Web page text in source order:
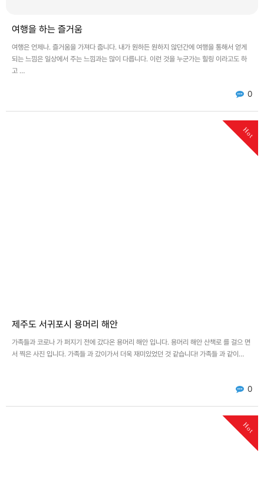
여행을 하는 즐거움
여행은 언제나. 즐거움을 가져다 줍니다. 내가 원하든 원하지 않던간에 여행을 통해서 얻게
되는 느낌은 일상에서 주는 느낌과는 많이 다릅니다. 이런 것을 누군가는 힐링 이라고도 하
고 …
0
Hot
제주도 서귀포시 용머리 해안
가족들과 코로나 가 퍼지기 전에 갔다온 용머리 해안 입니다. 용머리 해안 산책로 를 걸으 면
서 찍은 사진 입니다. 가족들 과 갔이가서 더욱 재미있었던 것 같습니다! 가족들 과 같이…
0
Hot